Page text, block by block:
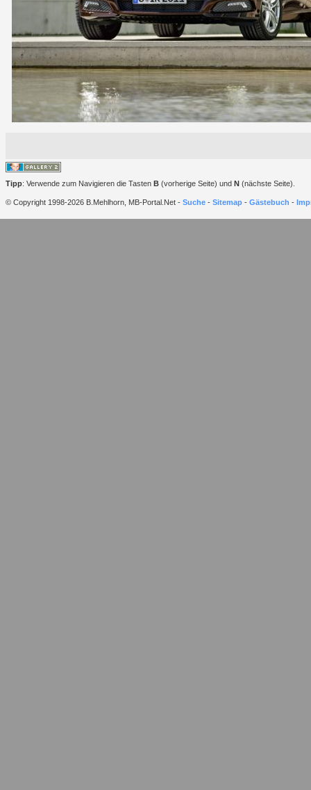
Tipp: Verwende zum Navigieren die Tasten B (vorherige Seite) und N (nächste Seite).
© Copyright 1998-2026 B.Mehlhorn, MB-Portal.Net - Suche - Sitemap - Gästebuch -